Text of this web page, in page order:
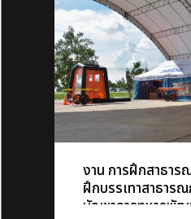
งาน การฝึกสาธา
ฝึกบรรเทาสาธาร
บัญชาการทหารพัฒ